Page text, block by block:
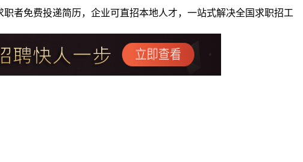
者免费投递简历，企业可直招本地人才，一站式解决全国求职招工